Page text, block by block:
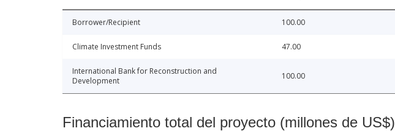
Borrower/Recipient 100.00
Climate Investment Funds 47.00
International Bank for Reconstruction and
Development
100.00
Financiamiento total del proyecto (millones de US$)